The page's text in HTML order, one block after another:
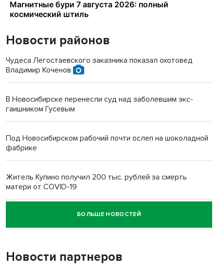
Новости районов
Чудеса Легостаевского заказника показал охотовед
Владимир Коченов
В Новосибирске перенесли суд над заболевшим экс-
гаишником Гусевым
Под Новосибирском рабочий почти ослеп на шоколадной
фабрике
Житель Купино получил 200 тыс. рублей за смерть
матери от COVID-19
Новосибирский суд наказал водителя за смерть
пенсионерки на вокзале
«Мы живём на пастбище!»: в новосибирском селе лошади
терроризируют жителей
БОЛЬШЕ НОВОСТЕЙ
Новости партнеров